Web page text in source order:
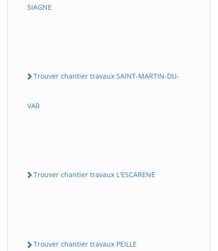
SIAGNE
Trouver chantier travaux SAINT-MARTIN-DU-
VAR
Trouver chantier travaux L'ESCARENE
Trouver chantier travaux PEILLE